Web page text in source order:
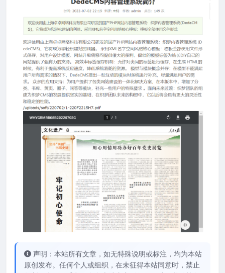
声明：本站所有文章，如无特殊说明或标注，均为本站
原创发布。任何个人或组织，在未征得本站同意时，禁止